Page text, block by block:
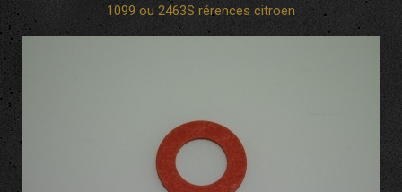
1099 ou 2463S rérences citroen